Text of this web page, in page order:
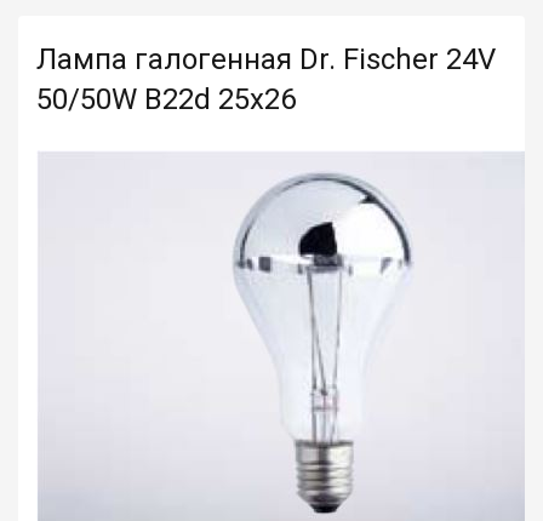
Лампа галогенная Dr. Fischer 24V
50/50W B22d 25x26